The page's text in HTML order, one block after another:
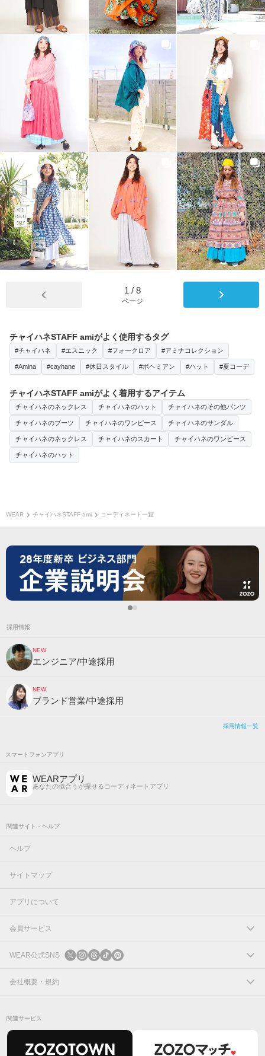
1 / 8
ページ
チャイハネSTAFF amiがよく使用するタグ
#チャイハネ #エスニック #フォークロア #アミナコレクション
#Amina #cayhane #休日スタイル #ボヘミアン #ハット #夏コーデ
チャイハネSTAFF amiがよく着用するアイテム
チャイハネのネックレス チャイハネのハット チャイハネのその他パンツ
チャイハネのブーツ チャイハネのワンピース チャイハネのサンダル
チャイハネのネックレス チャイハネのスカート チャイハネのワンピース
チャイハネのハット
WEAR チャイハネSTAFF ami コーディネート一覧
採用情報
NEW
エンジニア/中途採用
NEW
ブランド営業/中途採用
採用情報一覧
スマートフォンアプリ
WEARアプリ
あなたの似合うが探せるコーディネートアプリ
関連サイト・ヘルプ
ヘルプ
サイトマップ
アプリについて
会員サービス
ログイン
新規会員登録
WEAR公式SNS
X
会社概要・規約
関連サービス